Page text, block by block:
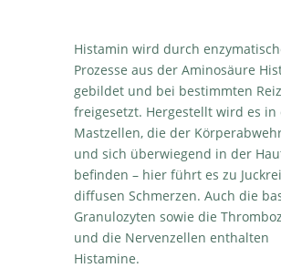
Histamin wird durch
Prozesse aus der Aminosäure
gebildet und bei bestimmten
freigesetzt. Hergestellt wird es in
Mastzellen, die der
und sich überwiegend in der
befinden – hier führt es zu
diffusen Schmerzen. Auch die
Granulozyten sowie die
und die Nervenzellen enthalten
Histamine.